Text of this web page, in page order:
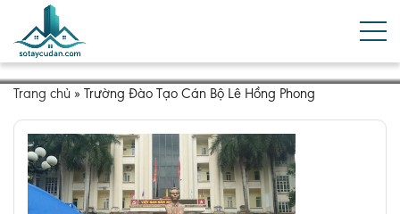
Trang chủ » Trường Đào Tạo Cán Bộ Lê Hồng Phong